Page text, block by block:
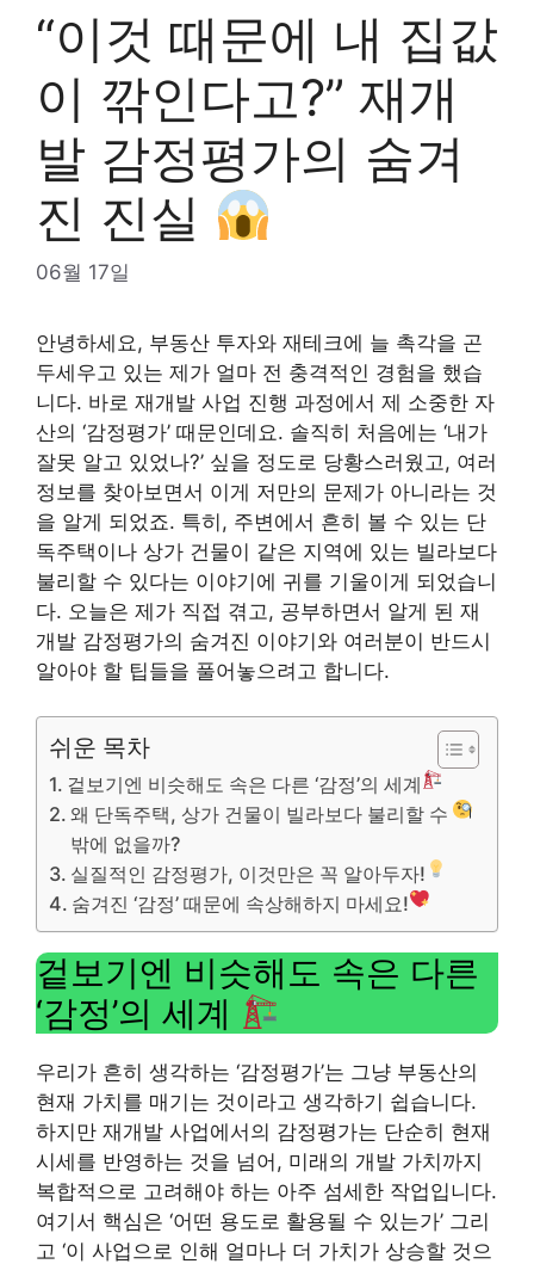
“이것 때문에 내 집값
이 깎인다고?” 재개
발 감정평가의 숨겨
진 진실
06월 17일
안녕하세요, 부동산 투자와 재테크에 늘 촉각을 곤
두세우고 있는 제가 얼마 전 충격적인 경험을 했습
니다. 바로 재개발 사업 진행 과정에서 제 소중한 자
산의 ‘감정평가’ 때문인데요. 솔직히 처음에는 ‘내가
잘못 알고 있었나?’ 싶을 정도로 당황스러웠고, 여러
정보를 찾아보면서 이게 저만의 문제가 아니라는 것
을 알게 되었죠. 특히, 주변에서 흔히 볼 수 있는 단
독주택이나 상가 건물이 같은 지역에 있는 빌라보다
불리할 수 있다는 이야기에 귀를 기울이게 되었습니
다. 오늘은 제가 직접 겪고, 공부하면서 알게 된 재
개발 감정평가의 숨겨진 이야기와 여러분이 반드시
알아야 할 팁들을 풀어놓으려고 합니다.
쉬운 목차
겉보기엔 비슷해도 속은 다른 ‘감정’의 세계
왜 단독주택, 상가 건물이 빌라보다 불리할 수
밖에 없을까?
실질적인 감정평가, 이것만은 꼭 알아두자!
숨겨진 ‘감정’ 때문에 속상해하지 마세요!
겉보기엔 비슷해도 속은 다른
‘감정’의 세계
우리가 흔히 생각하는 ‘감정평가’는 그냥 부동산의
현재 가치를 매기는 것이라고 생각하기 쉽습니다.
하지만 재개발 사업에서의 감정평가는 단순히 현재
시세를 반영하는 것을 넘어, 미래의 개발 가치까지
복합적으로 고려해야 하는 아주 섬세한 작업입니다.
여기서 핵심은 ‘어떤 용도로 활용될 수 있는가’ 그리
고 ‘이 사업으로 인해 얼마나 더 가치가 상승할 것으